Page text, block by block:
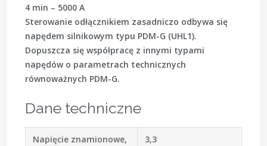
4 min – 5000 A
Sterowanie odłącznikiem zasadniczo odbywa się
napędem silnikowym typu PDM-G (UHL1).
Dopuszcza się współpracę z innymi typami
napędów o parametrach technicznych
równoważnych PDM-G.
Dane techniczne
Napięcie znamionowe,
3,3